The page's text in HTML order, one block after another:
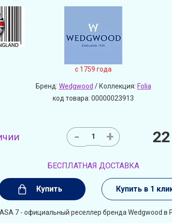
c 1759 года
Бренд: Wedgwood / Коллекция: Folia
код товара: 00000023913
- +
БЕСПЛАТНАЯ ДОСТАВКА
Купить Купить в 1
7 - официальный реселлер бренда Wedgwood в